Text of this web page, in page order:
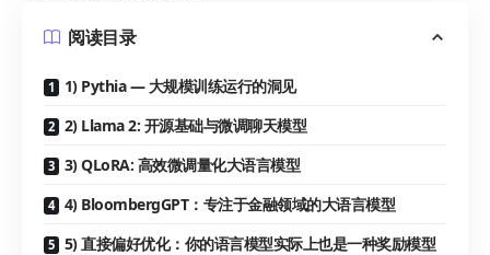
阅读目录
1) Pythia — 大规模训练运行的洞见
2) Llama 2: 开源基础与微调聊天模型
3) QLoRA: 高效微调量化大语言模型
4) BloombergGPT：专注于金融领域的大语言模型
5) 直接偏好优化：你的语言模型实际上也是一种奖励模型